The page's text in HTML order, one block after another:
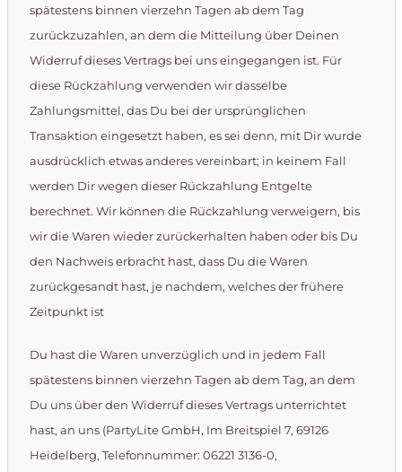
spätestens binnen vierzehn Tagen ab dem Tag
zurückzuzahlen, an dem die Mitteilung über Deinen
Widerruf dieses Vertrags bei uns eingegangen ist. Für
diese Rückzahlung verwenden wir dasselbe
Zahlungsmittel, das Du bei der ursprünglichen
Transaktion eingesetzt haben, es sei denn, mit Dir wurde
ausdrücklich etwas anderes vereinbart; in keinem Fall
werden Dir wegen dieser Rückzahlung Entgelte
berechnet. Wir können die Rückzahlung verweigern, bis
wir die Waren wieder zurückerhalten haben oder bis Du
den Nachweis erbracht hast, dass Du die Waren
zurückgesandt hast, je nachdem, welches der frühere
Zeitpunkt ist
Du hast die Waren unverzüglich und in jedem Fall
spätestens binnen vierzehn Tagen ab dem Tag, an dem
Du uns über den Widerruf dieses Vertrags unterrichtet
hast, an uns (PartyLite GmbH, Im Breitspiel 7, 69126
Heidelberg, Telefonnummer: 06221 3136-0,